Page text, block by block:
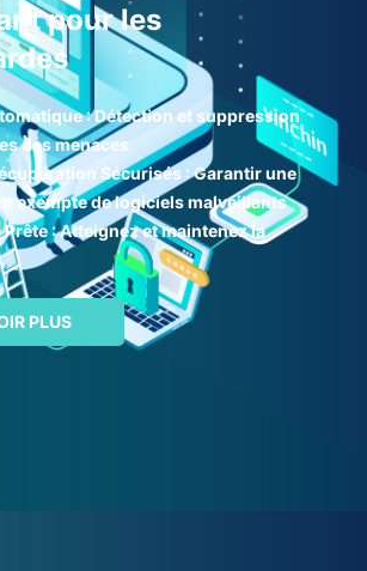
pour les
: Détection et suppression
des menaces
Sécurisés : Garantir une
exempte de logiciels malveillants
: Atteignez et maintenez la
PLUS